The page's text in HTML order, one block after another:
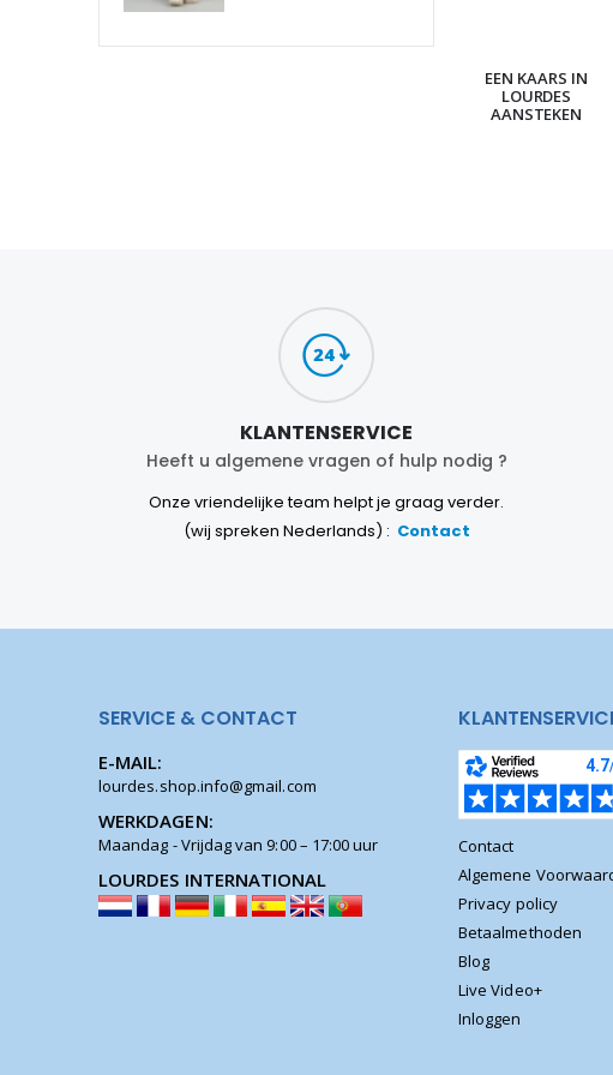
EEN KAARS IN
LOURDES
AANSTEKEN
KLANTENSERVICE
Heeft u algemene vragen of hulp nodig ?
Onze vriendelijke team helpt je graag verder.
(wij spreken Nederlands) : Contact
SERVICE & CONTACT
E-MAIL:
lourdes.shop.info@gmail.com
WERKDAGEN:
Maandag - Vrijdag van 9:00 – 17:00 uur
LOURDES INTERNATIONAL
Contact
Algemene
Privacy policy
Betaalmethoden
Blog
Live Video+
Inloggen